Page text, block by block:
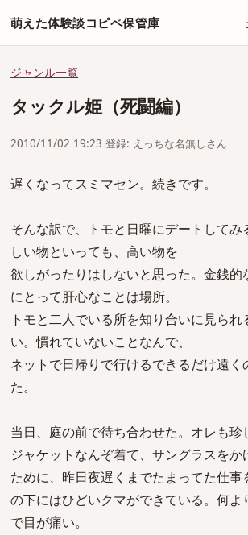
萌えた体験談コピペ保管庫
ジャンル一覧
タックル姫（死闘編）
2010/11/02 19:23 登録: えっちな名無しさん
遅くなってスミマセン。続きです。
そんな訳で、トモと日曜にデートしてみ
しい物といっても、高い物を
欲しがったりはしないと思った。金銭的
にとって肝心なことは場所。
トモと二人でいる所を知り合いに見ら
い。慣れていないことなんで、
ネットで日帰りで行けるできるだけ遠く
た。
当日、庭の前で待ち合わせた。オレも珍
ジャケットなんぞ着て、サングラスを
ために、昨日夜遅くまでたまってた仕事
の下にはひどいクマができている。何よ
で目が痛い。